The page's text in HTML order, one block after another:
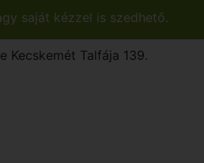
saját kézzel is szedhető.
Kecskemét Talfája 139.